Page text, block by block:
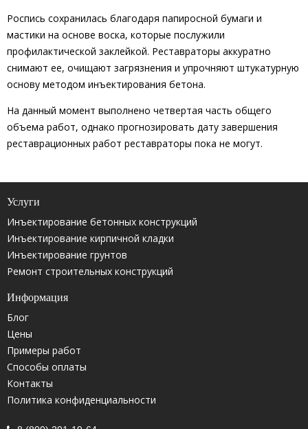
Роспись сохранилась благодаря папиросной бумаги и
мастики на основе воска, которые послужили
профилактической заклейкой. Реставраторы аккуратно
снимают ее, очищают загрязнения и упрочняют штукатурную
основу методом инъектирования бетона.
На данный момент выполнено четвертая часть общего
объема работ, однако прогнозировать дату завершения
реставрационных работ реставраторы пока не могут.
Услуги
Инъектирование бетонных конструкций
Инъектирование кирпичной кладки
Инъектирование грунтов
Ремонт строительных конструкций
Информация
Блог
Цены
Примеры работ
Способы оплаты
Контакты
Политика конфиденциальности